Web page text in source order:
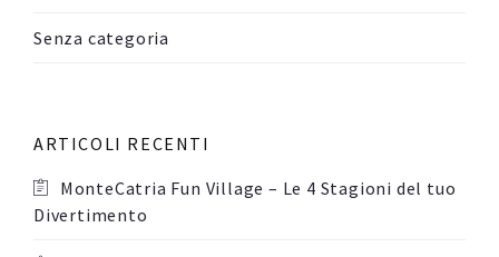
Senza categoria
ARTICOLI RECENTI
MonteCatria Fun Village – Le 4 Stagioni del tuo
Divertimento